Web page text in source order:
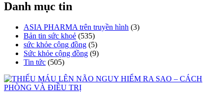
Danh mục tin
ASIA PHARMA trên truyền hình (3)
Bản tin sức khoẻ (535)
sức khỏe cộng đồng (5)
Sức khỏe cộng đồng (9)
Tin tức (505)